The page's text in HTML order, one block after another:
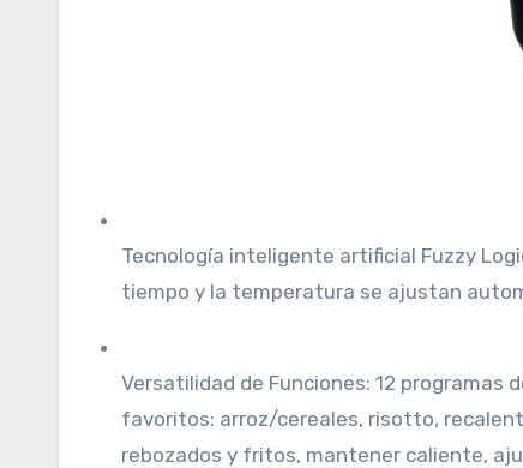
Tecnología inteligente artificial Fuzzy
tiempo y la temperatura se ajustan
Versatilidad de Funciones: 12 programas
favoritos: arroz/cereales, risotto,
rebozados y fritos, mantener caliente,